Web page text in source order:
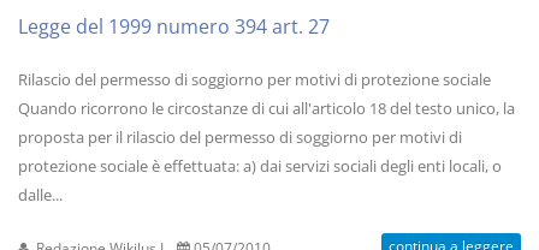
Legge del 1999 numero 394 art. 27
Rilascio del permesso di soggiorno per motivi di protezione sociale
Quando ricorrono le circostanze di cui all'articolo 18 del testo unico, la
proposta per il rilascio del permesso di soggiorno per motivi di
protezione sociale è effettuata: a) dai servizi sociali degli enti locali, o
dalle...
continua a leggere